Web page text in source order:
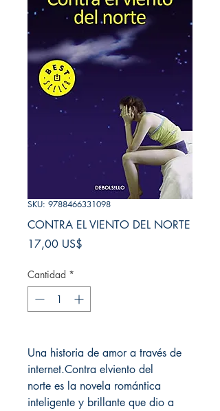
SKU: 9788466331098
CONTRA EL VIENTO DEL NORTE
17,00 US$
Cantidad *
Una historia de amor a través de
internet.Contra elviento del
norte es la novela romántica
inteligente y brillante que dio a